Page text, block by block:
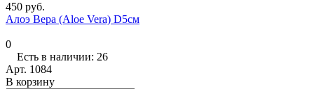
450 руб.
Алоэ Вера (Aloe Vera) D5см
0
Есть в наличии: 26
Арт. 1084
В корзину